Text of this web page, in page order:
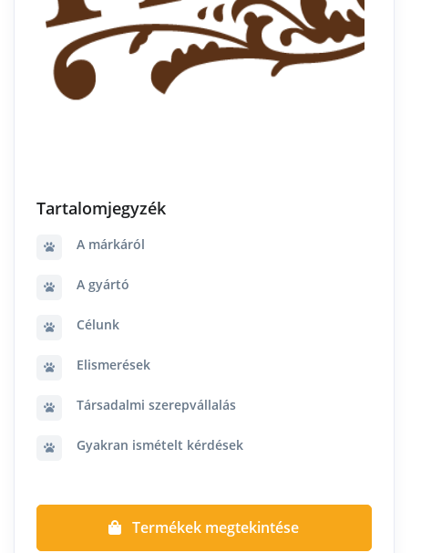
Tartalomjegyzék
A márkáról
A gyártó
Célunk
Elismerések
Társadalmi szerepvállalás
Gyakran ismételt kérdések
Termékek megtekintése